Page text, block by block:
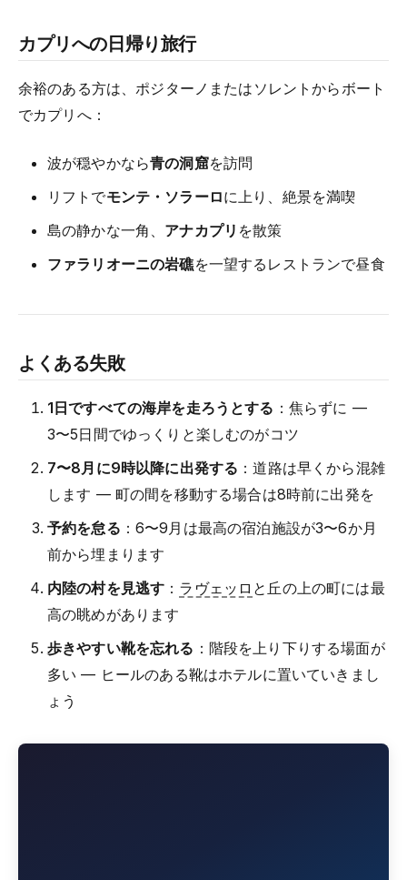
カプリへの日帰り旅行
余裕のある方は、ポジターノまたはソレントからボート
でカプリへ：
波が穏やかなら青の洞窟を訪問
リフトでモンテ・ソラーロに上り、絶景を満喫
島の静かな一角、 アナカプリ を散策
ファラリオーニの岩礁を一望するレストランで昼食
よくある失敗
1日ですべての海岸を走ろうとする ：焦らずに —
3〜5日間でゆっくりと楽しむのがコツ
7〜8月に9時以降に出発する ：道路は早くから混雑
します — 町の間を移動する場合は8時前に出発を
予約を怠る ：6〜9月は最高の宿泊施設が3〜6か月
前から埋まります
内陸の村を見逃す ： ラヴェッロ と丘の上の町には最
高の眺めがあります
歩きやすい靴を忘れる ：階段を上り下りする場面が
多い — ヒールのある靴はホテルに置いていきまし
ょう